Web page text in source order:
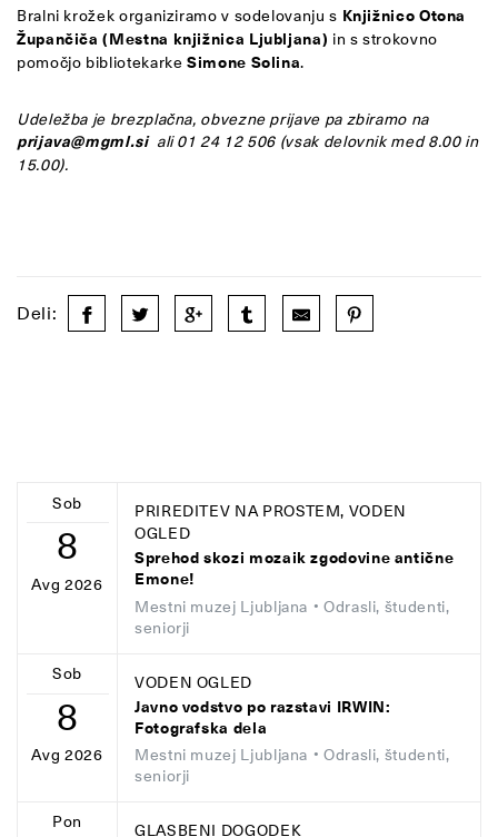
Bralni krožek organiziramo v sodelovanju s Knjižnico Otona
Župančiča (Mestna knjižnica Ljubljana) in s strokovno
pomočjo bibliotekarkeSimone Solina.
Udeležba je brezplačna, obvezne prijave pa zbiramo na
prijava@mgml.siali 01 24 12 506 (vsak delovnik med 8.00 in
15.00).
Deli:
Sob
8
Avg 2026
PRIREDITEV NA PROSTEM, VODEN
OGLED
Sprehod skozi mozaik zgodovine antične
Emone!
Mestni muzej Ljubljana • Odrasli, študenti,
seniorji
Sob
8
Avg 2026
VODEN OGLED
Javno vodstvo po razstavi IRWIN:
Fotografska dela
Mestni muzej Ljubljana • Odrasli, študenti,
seniorji
Pon GLASBENI DOGODEK